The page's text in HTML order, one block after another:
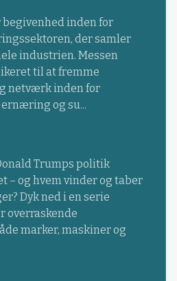
inden for
der samler
industrien. Messen
til at fremme
netværk inden for
og su...
Trumps politik
– og hvem vinder og taber
Dyk ned i en serie
overraskende
marker, maskiner og